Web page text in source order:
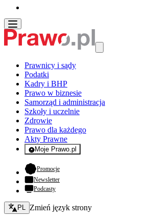
Prawnicy i sądy
Podatki
Kadry i BHP
Prawo w biznesie
Samorząd i administracja
Szkoły i uczelnie
Zdrowie
Prawo dla każdego
Akty Prawne
Moje Prawo.pl
- rejestracja i logowanie do serwisu
Promocje- otwiera się w nowej karcie
Newsletter
Podcasty
Zmień język - bieżący:
PL Zmień język strony